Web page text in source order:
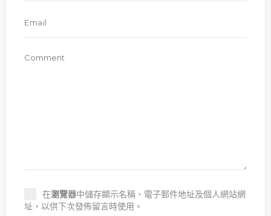
在瀏覽器中儲存顯示名稱、電子郵件地址及個人網站網
址，以供下次發佈留言時使用。